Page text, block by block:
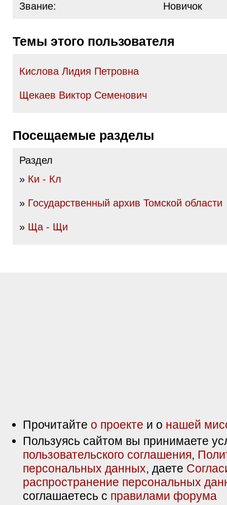
Звание:
Новичок
Темы этого пользователя
Кислова Лидия Петровна
Щекаев Виктор Семенович
Посещаемые разделы
Раздел
» Ки - Кл
» Государственный архив Томской области
» Ща - Щи
Прочитайте о проекте и о нашей
Пользуясь сайтом вы принимаете
пользовательского соглашения,
персональных данных, даете
распространение персональных
соглашаетесь с правилами форума